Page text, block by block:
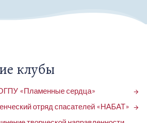
клубы
«Пламенные сердца» arrow_forward
отряд спасателей «НАБАТ» arrow_forward